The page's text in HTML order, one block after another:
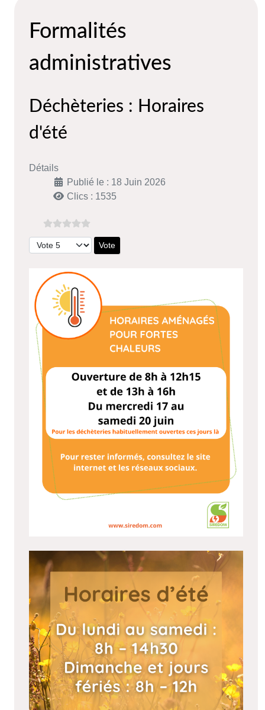
Formalités
administratives
Déchèteries : Horaires
d'été
Détails
Publié le : 18 Juin 2026
Clics : 1535
Veuillez voter